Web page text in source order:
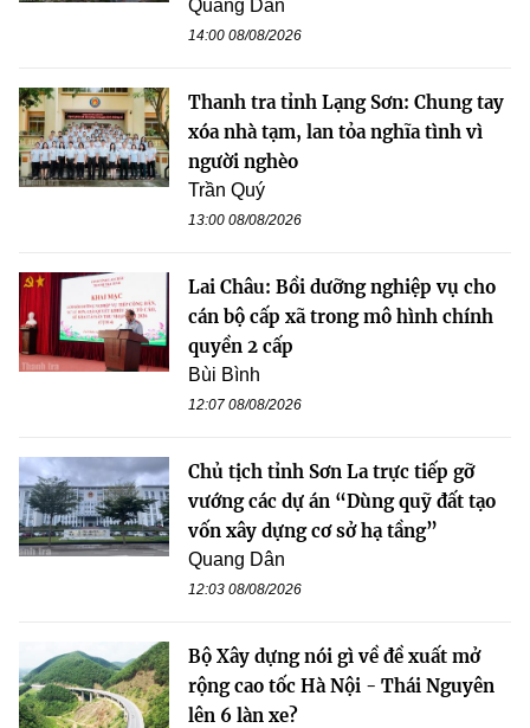
Quang Dân
14:00 08/08/2026
Thanh tra tỉnh Lạng Sơn: Chung tay
xóa nhà tạm, lan tỏa nghĩa tình vì
người nghèo
Trần Quý
13:00 08/08/2026
Lai Châu: Bồi dưỡng nghiệp vụ cho
cán bộ cấp xã trong mô hình chính
quyền 2 cấp
Bùi Bình
12:07 08/08/2026
Chủ tịch tỉnh Sơn La trực tiếp gỡ
vướng các dự án “Dùng quỹ đất tạo
vốn xây dựng cơ sở hạ tầng”
Quang Dân
12:03 08/08/2026
Bộ Xây dựng nói gì về đề xuất mở
rộng cao tốc Hà Nội - Thái Nguyên
lên 6 làn xe?